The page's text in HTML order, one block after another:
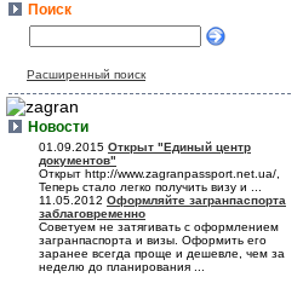
Поиск
Расширенный поиск
Новости
01.09.2015 Открыт "Единый центр
документов"
Открыт http://www.zagranpassport.net.ua/,
Теперь стало легко получить визу и ...
11.05.2012 Оформляйте загранпаспорта
заблаговременно
Советуем не затягивать с оформлением
загранпаспорта и визы. Оформить его
заранее всегда проще и дешевле, чем за
неделю до планирования ...